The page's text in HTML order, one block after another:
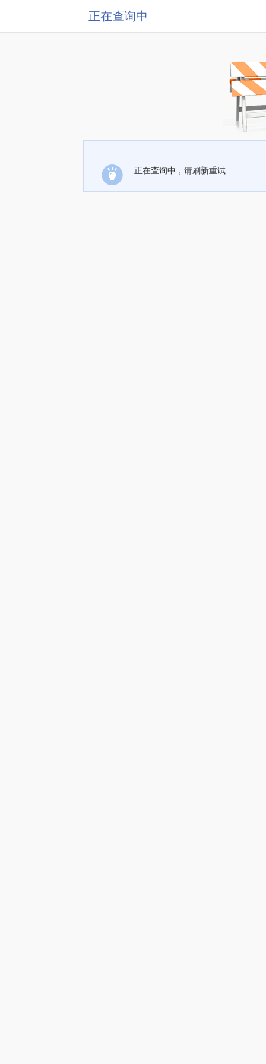
正在查询中
正在查询中，请刷新重试